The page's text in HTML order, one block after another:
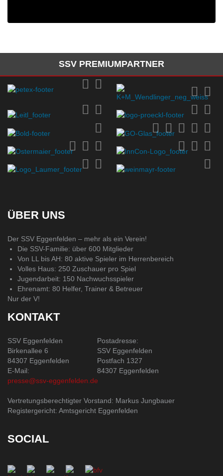
SSV PREMIUMPARTNER
ÜBER UNS
Der SSV Eggenfelden – mehr als ein Verein!
Die SSV-Familie: über 600 Mitglieder
Von LL bis AH: 80 aktive Spieler im Herrenbereich
Volles Haus: 250 Zuschauer pro Spiel
Jugendarbeit: 150 Nachwuchsspieler
Ehrenamt: 80 Helfer, Trainer & Betreuer
Nur der V!
KONTAKT
SSV Eggenfelden
Birkenallee 6
84307 Eggenfelden
E-Mail:
presse@ssv-eggenfelden.de
Postadresse:
SSV Eggenfelden
Postfach 1327
84307 Eggenfelden
Vertretungsberechtigter Vorstand: Markus Jungbauer
Registergericht: Amtsgericht Eggenfelden
SOCIAL